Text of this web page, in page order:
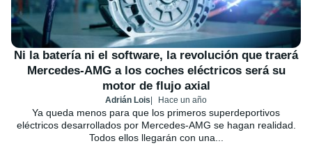
Ni la batería ni el software, la revolución que traerá
Mercedes-AMG a los coches eléctricos será su
motor de flujo axial
Adrián Lois Hace un año
Ya queda menos para que los primeros superdeportivos
eléctricos desarrollados por Mercedes-AMG se hagan realidad.
Todos ellos llegarán con una...